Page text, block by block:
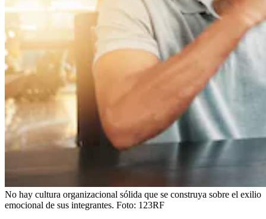
No hay cultura organizacional sólida que se construya sobre el exilio
emocional de sus integrantes. Foto: 123RF